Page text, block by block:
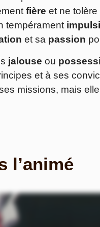
fière et ne
tempérament
et sa passion
jalouse ou
et à ses
missions, mais
l’animé